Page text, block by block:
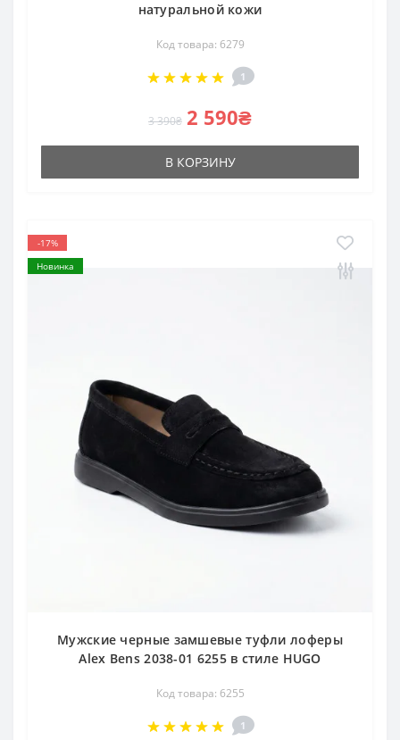
натуральной кожи
Код товара: 6279
1
3 390₴ 2 590₴
В КОРЗИНУ
-17%
Новинка
Мужские черные замшевые туфли лоферы
Alex Bens 2038-01 6255 в стиле HUGO
Код товара: 6255
1